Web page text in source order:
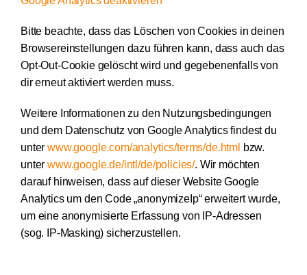
Bitte beachte, dass das Löschen von Cookies in deinen
Browsereinstellungen dazu führen kann, dass auch das
Opt-Out-Cookie gelöscht wird und gegebenenfalls von
dir erneut aktiviert werden muss.
Weitere Informationen zu den Nutzungsbedingungen
und dem Datenschutz von Google Analytics findest du
unter www.google.com/analytics/terms/de.html bzw.
unter www.google.de/intl/de/policies/. Wir möchten
darauf hinweisen, dass auf dieser Website Google
Analytics um den Code „anonymizeIp“ erweitert wurde,
um eine anonymisierte Erfassung von IP-Adressen
(sog. IP-Masking) sicherzustellen.